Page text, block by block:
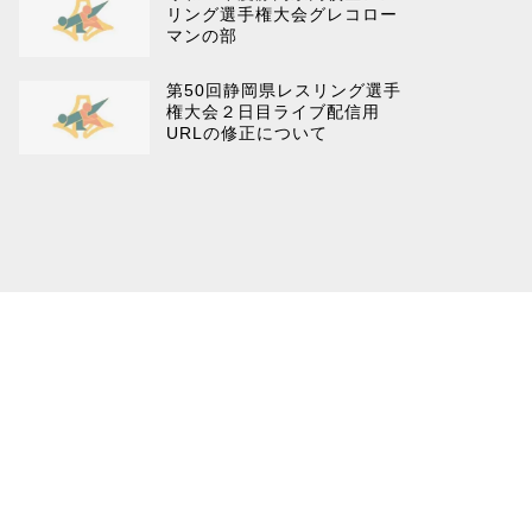
リング選手権大会グレコロー
マンの部
第50回静岡県レスリング選手
権大会２日目ライブ配信用
URLの修正について